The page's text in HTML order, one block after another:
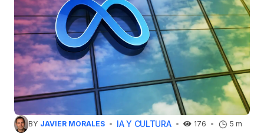
BY JAVIER MORALES IA Y CULTURA 176 5 m